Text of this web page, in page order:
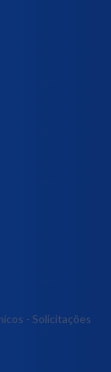
- Solicitações